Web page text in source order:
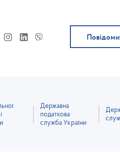
Державна
податкова
служба України